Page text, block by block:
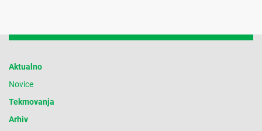
Aktualno
Novice
Tekmovanja
Arhiv